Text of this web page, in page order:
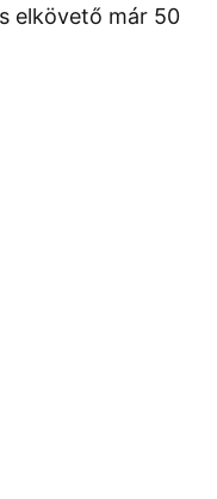
elkövető már 50